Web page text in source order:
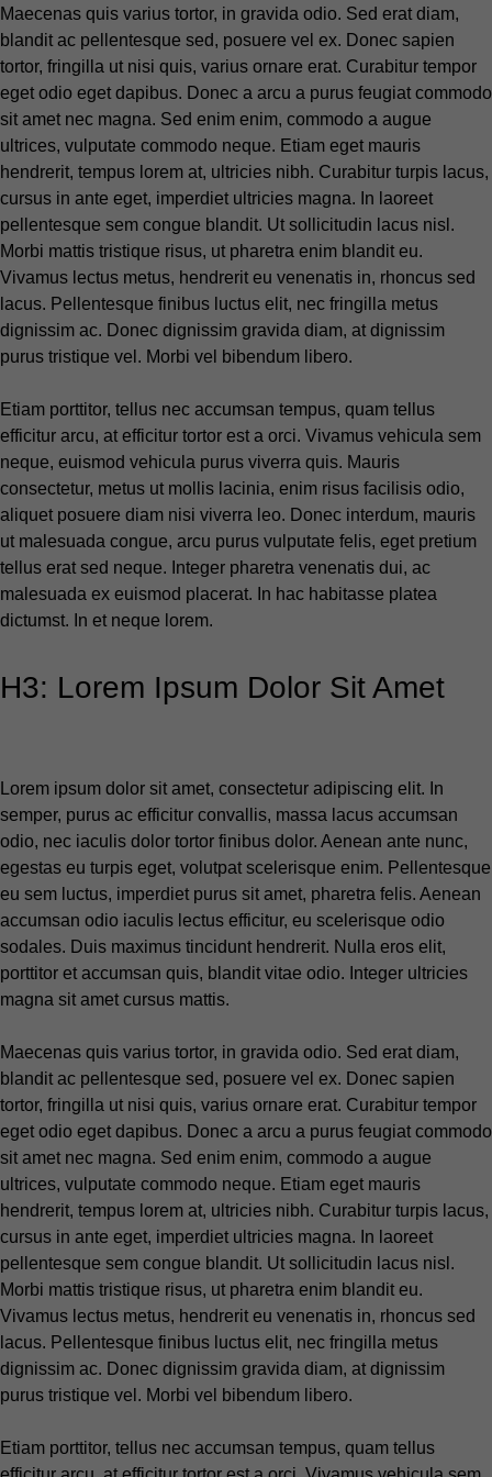
Maecenas quis varius tortor, in gravida odio. Sed erat diam,
blandit ac pellentesque sed, posuere vel ex. Donec sapien
tortor, fringilla ut nisi quis, varius ornare erat. Curabitur tempor
eget odio eget dapibus. Donec a arcu a purus feugiat commodo
sit amet nec magna. Sed enim enim, commodo a augue
ultrices, vulputate commodo neque. Etiam eget mauris
hendrerit, tempus lorem at, ultricies nibh. Curabitur turpis lacus,
cursus in ante eget, imperdiet ultricies magna. In laoreet
pellentesque sem congue blandit. Ut sollicitudin lacus nisl.
Morbi mattis tristique risus, ut pharetra enim blandit eu.
Vivamus lectus metus, hendrerit eu venenatis in, rhoncus sed
lacus. Pellentesque finibus luctus elit, nec fringilla metus
dignissim ac. Donec dignissim gravida diam, at dignissim
purus tristique vel. Morbi vel bibendum libero.
Etiam porttitor, tellus nec accumsan tempus, quam tellus
efficitur arcu, at efficitur tortor est a orci. Vivamus vehicula sem
neque, euismod vehicula purus viverra quis. Mauris
consectetur, metus ut mollis lacinia, enim risus facilisis odio,
aliquet posuere diam nisi viverra leo. Donec interdum, mauris
ut malesuada congue, arcu purus vulputate felis, eget pretium
tellus erat sed neque. Integer pharetra venenatis dui, ac
malesuada ex euismod placerat. In hac habitasse platea
dictumst. In et neque lorem.
H3: Lorem Ipsum Dolor Sit Amet
Lorem ipsum dolor sit amet, consectetur adipiscing elit. In
semper, purus ac efficitur convallis, massa lacus accumsan
odio, nec iaculis dolor tortor finibus dolor. Aenean ante nunc,
egestas eu turpis eget, volutpat scelerisque enim. Pellentesque
eu sem luctus, imperdiet purus sit amet, pharetra felis. Aenean
accumsan odio iaculis lectus efficitur, eu scelerisque odio
sodales. Duis maximus tincidunt hendrerit. Nulla eros elit,
porttitor et accumsan quis, blandit vitae odio. Integer ultricies
magna sit amet cursus mattis.
Maecenas quis varius tortor, in gravida odio. Sed erat diam,
blandit ac pellentesque sed, posuere vel ex. Donec sapien
tortor, fringilla ut nisi quis, varius ornare erat. Curabitur tempor
eget odio eget dapibus. Donec a arcu a purus feugiat commodo
sit amet nec magna. Sed enim enim, commodo a augue
ultrices, vulputate commodo neque. Etiam eget mauris
hendrerit, tempus lorem at, ultricies nibh. Curabitur turpis lacus,
cursus in ante eget, imperdiet ultricies magna. In laoreet
pellentesque sem congue blandit. Ut sollicitudin lacus nisl.
Morbi mattis tristique risus, ut pharetra enim blandit eu.
Vivamus lectus metus, hendrerit eu venenatis in, rhoncus sed
lacus. Pellentesque finibus luctus elit, nec fringilla metus
dignissim ac. Donec dignissim gravida diam, at dignissim
purus tristique vel. Morbi vel bibendum libero.
Etiam porttitor, tellus nec accumsan tempus, quam tellus